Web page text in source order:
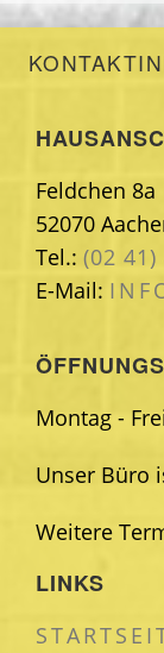
Feldchen 8a
52070
Tel.: (02
E-Mail:
Montag -
Unser Büro
Weitere
LINKS